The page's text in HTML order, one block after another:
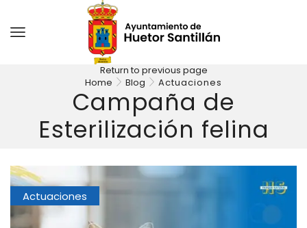
Return to previous page
Home
Blog Actuaciones
Campaña de
Esterilización felina
Actuaciones